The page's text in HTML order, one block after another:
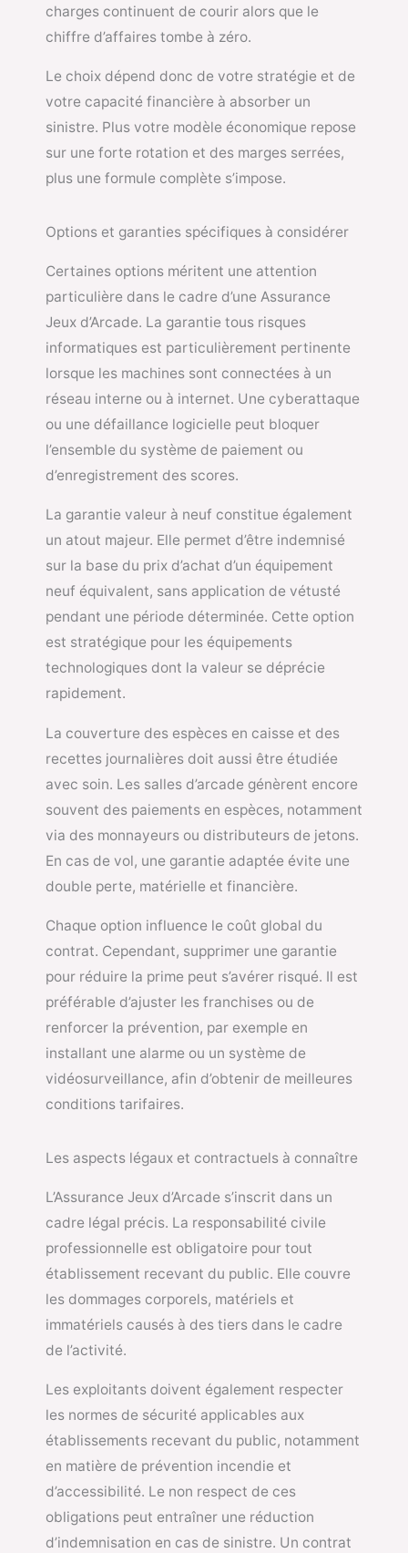
charges continuent de courir alors que le
chiffre d’affaires tombe à zéro.
Le choix dépend donc de votre stratégie et de
votre capacité financière à absorber un
sinistre. Plus votre modèle économique repose
sur une forte rotation et des marges serrées,
plus une formule complète s’impose.
Options et garanties spécifiques à considérer
Certaines options méritent une attention
particulière dans le cadre d’une Assurance
Jeux d’Arcade. La garantie tous risques
informatiques est particulièrement pertinente
lorsque les machines sont connectées à un
réseau interne ou à internet. Une cyberattaque
ou une défaillance logicielle peut bloquer
l’ensemble du système de paiement ou
d’enregistrement des scores.
La garantie valeur à neuf constitue également
un atout majeur. Elle permet d’être indemnisé
sur la base du prix d’achat d’un équipement
neuf équivalent, sans application de vétusté
pendant une période déterminée. Cette option
est stratégique pour les équipements
technologiques dont la valeur se déprécie
rapidement.
La couverture des espèces en caisse et des
recettes journalières doit aussi être étudiée
avec soin. Les salles d’arcade génèrent encore
souvent des paiements en espèces, notamment
via des monnayeurs ou distributeurs de jetons.
En cas de vol, une garantie adaptée évite une
double perte, matérielle et financière.
Chaque option influence le coût global du
contrat. Cependant, supprimer une garantie
pour réduire la prime peut s’avérer risqué. Il est
préférable d’ajuster les franchises ou de
renforcer la prévention, par exemple en
installant une alarme ou un système de
vidéosurveillance, afin d’obtenir de meilleures
conditions tarifaires.
Les aspects légaux et contractuels à connaître
L’Assurance Jeux d’Arcade s’inscrit dans un
cadre légal précis. La responsabilité civile
professionnelle est obligatoire pour tout
établissement recevant du public. Elle couvre
les dommages corporels, matériels et
immatériels causés à des tiers dans le cadre
de l’activité.
Les exploitants doivent également respecter
les normes de sécurité applicables aux
établissements recevant du public, notamment
en matière de prévention incendie et
d’accessibilité. Le non respect de ces
obligations peut entraîner une réduction
d’indemnisation en cas de sinistre. Un contrat